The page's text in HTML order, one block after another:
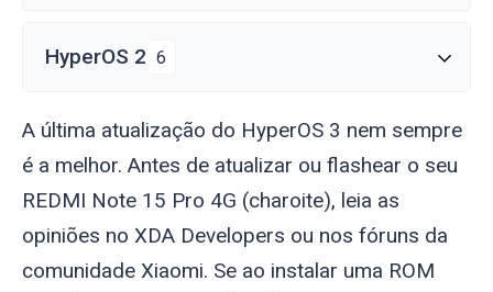
HyperOS 2 6
A última atualização do HyperOS 3 nem sempre
é a melhor. Antes de atualizar ou flashear o seu
REDMI Note 15 Pro 4G (charoite), leia as
opiniões no XDA Developers ou nos fóruns da
comunidade Xiaomi. Se ao instalar uma ROM